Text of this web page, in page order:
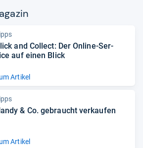
and Col­lect: Der Online-​Ser­
auf einen Blick
Artikel
& Co. gebraucht ver­kau­fen
Artikel